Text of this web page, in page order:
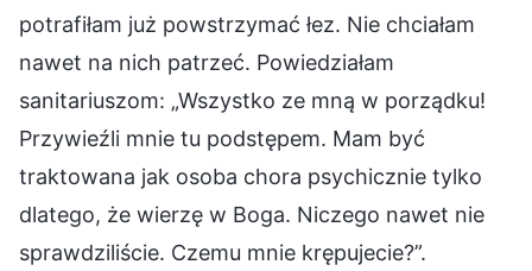
potrafiłam już powstrzymać łez. Nie chciałam
nawet na nich patrzeć. Powiedziałam
sanitariuszom: „Wszystko ze mną w porządku!
Przywieźli mnie tu podstępem. Mam być
traktowana jak osoba chora psychicznie tylko
dlatego, że wierzę w Boga. Niczego nawet nie
sprawdziliście. Czemu mnie krępujecie?”.